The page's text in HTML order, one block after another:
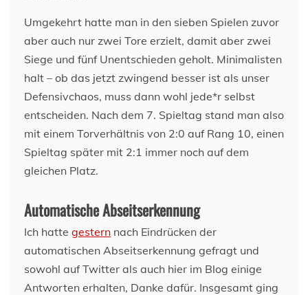
Umgekehrt hatte man in den sieben Spielen zuvor
aber auch nur zwei Tore erzielt, damit aber zwei
Siege und fünf Unentschieden geholt. Minimalisten
halt – ob das jetzt zwingend besser ist als unser
Defensivchaos, muss dann wohl jede*r selbst
entscheiden. Nach dem 7. Spieltag stand man also
mit einem Torverhältnis von 2:0 auf Rang 10, einen
Spieltag später mit 2:1 immer noch auf dem
gleichen Platz.
Automatische Abseitserkennung
Ich hatte gestern nach Eindrücken der
automatischen Abseitserkennung gefragt und
sowohl auf Twitter als auch hier im Blog einige
Antworten erhalten, Danke dafür. Insgesamt ging